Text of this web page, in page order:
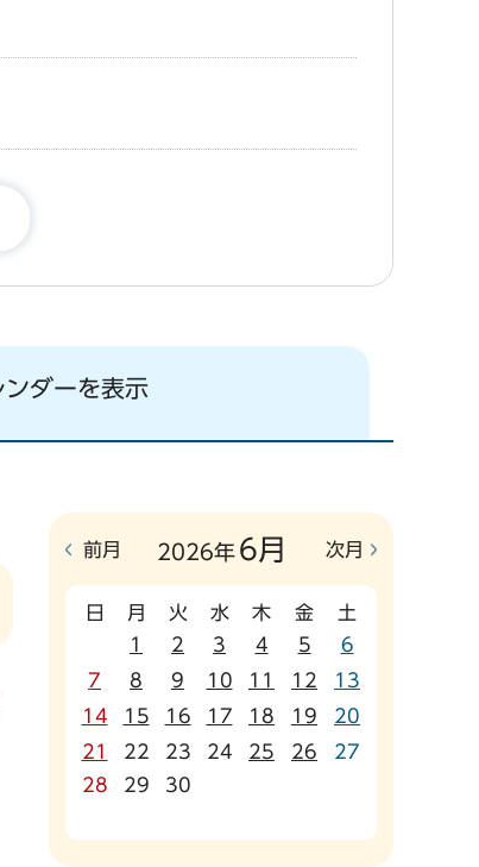
ンダーを表示
2026年 6月
前月 次月
日 月 火 水 木 金
土
1
2 3 4 5
6
7
8 9 10 11 12
13
14
15 16 17 18 19
20
21
22 23 24 25 26
27
28
29 30